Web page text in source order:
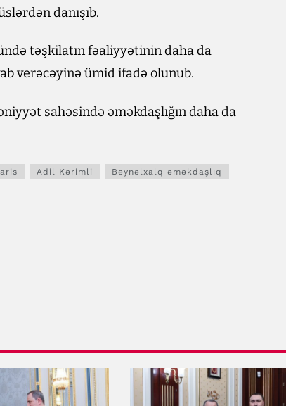
danışıb.
təşkilatın fəaliyyətinin daha da
verəcəyinə ümid ifadə olunub.
sahəsində əməkdaşlığın daha da
Adil Kərimli
Beynəlxalq əməkdaşlıq